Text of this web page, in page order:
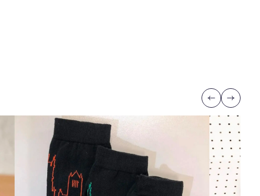
Previous
Next